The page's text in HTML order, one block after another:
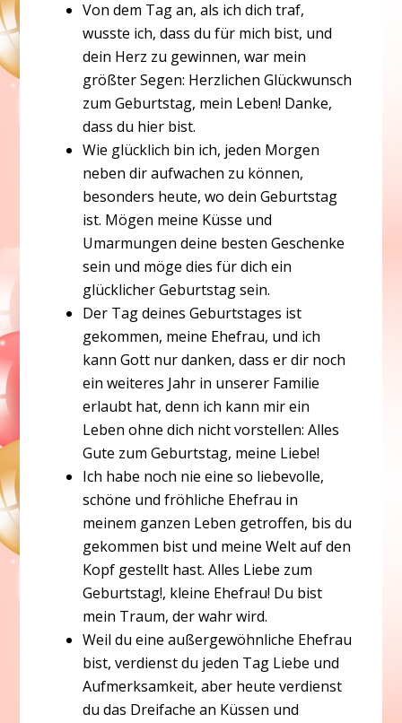
Von dem Tag an, als ich dich traf,
wusste ich, dass du für mich bist, und
dein Herz zu gewinnen, war mein
größter Segen: Herzlichen Glückwunsch
zum Geburtstag, mein Leben! Danke,
dass du hier bist.
Wie glücklich bin ich, jeden Morgen
neben dir aufwachen zu können,
besonders heute, wo dein Geburtstag
ist. Mögen meine Küsse und
Umarmungen deine besten Geschenke
sein und möge dies für dich ein
glücklicher Geburtstag sein.
Der Tag deines Geburtstages ist
gekommen, meine Ehefrau, und ich
kann Gott nur danken, dass er dir noch
ein weiteres Jahr in unserer Familie
erlaubt hat, denn ich kann mir ein
Leben ohne dich nicht vorstellen: Alles
Gute zum Geburtstag, meine Liebe!
Ich habe noch nie eine so liebevolle,
schöne und fröhliche Ehefrau in
meinem ganzen Leben getroffen, bis du
gekommen bist und meine Welt auf den
Kopf gestellt hast. Alles Liebe zum
Geburtstag!, kleine Ehefrau! Du bist
mein Traum, der wahr wird.
Weil du eine außergewöhnliche Ehefrau
bist, verdienst du jeden Tag Liebe und
Aufmerksamkeit, aber heute verdienst
du das Dreifache an Küssen und